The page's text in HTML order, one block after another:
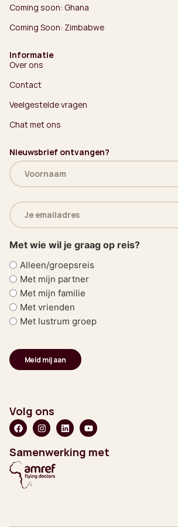
Coming soon: Ghana
Coming Soon: Zimbabwe
Informatie
Over ons
Contact
Veelgestelde vragen
Chat met ons
Nieuwsbrief ontvangen?
Naam
(Vereist)
E-
mailadres
(Vereist)
Met wie wil je graag op reis?
Alleen/groepsreis
Met mijn partner
Met mijn familie
Met vrienden
Met lustrum groep
Volg ons
Samenwerking met